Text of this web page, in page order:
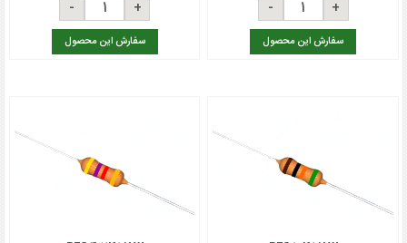
سفارش این محصول سفارش این محصول